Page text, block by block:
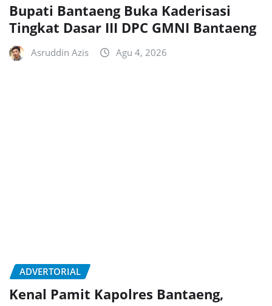
Bupati Bantaeng Buka Kaderisasi
Tingkat Dasar III DPC GMNI Bantaeng
Asruddin Azis Agu 4, 2026
ADVERTORIAL
Kenal Pamit Kapolres Bantaeng,